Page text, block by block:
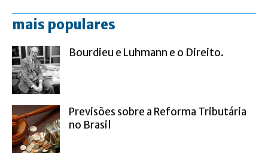
mais populares
Bourdieu e Luhmann e o Direito.
Previsões sobre a Reforma Tributária
no Brasil